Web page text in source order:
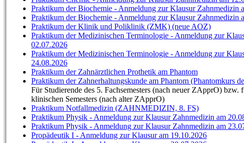
Praktikum der Biochemie - Anmeldung zur Klausur Zahnmedizin
Praktikum der Biochemie - Anmeldung zur Klausur Zahnmedizin
Praktikum der Klinik und Poliklinik (ZMK) (neue AOZ)
Praktikum der Medizinischen Terminologie - Anmeldung zur
02.07.2026
Praktikum der Medizinischen Terminologie - Anmeldung zur
24.08.2026
Praktikum der Zahnärztlichen Prothetik am Phantom
Praktikum der Zahnerhaltungskunde am Phantom (Phantomkurs
Für Studierende des 5. Fachsemesters (nach neuer ZApprO) bzw.
klinischen Semesters (nach alter ZApprO)
Praktikum Notfallmedizin (ZAHNMEDIZIN, 8. FS)
Praktikum Physik - Anmeldung zur Klausur Zahnmedizin am
Praktikum Physik - Anmeldung zur Klausur Zahnmedizin am
Propädeutik I - Anmeldung zur Klausur am 19.10.2026